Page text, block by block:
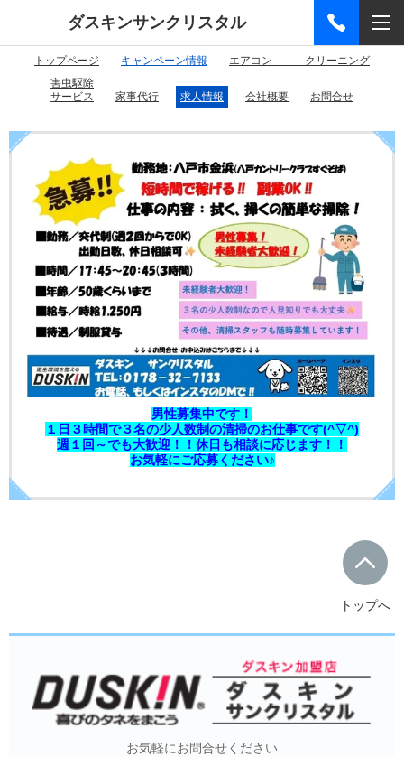
ダスキンサンクリスタル
トップページ キャンペーン情報
エアコン クリーニング
害虫駆除
サービス
家事代行 求人情報 会社概要 お問合せ
男性募集中です！
１日３時間で３名の少人数制の清掃のお仕事です(^▽^)
週１回～でも大歓迎！！休日も相談に応じます！！
お気軽にご応募ください♪
トップへ
お気軽にお問合せください